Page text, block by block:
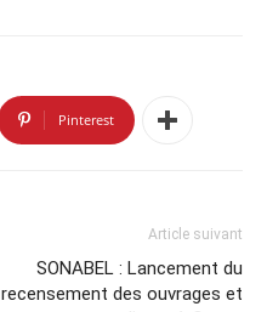
Pinterest
Article suivant
SONABEL : Lancement du
recensement des ouvrages et